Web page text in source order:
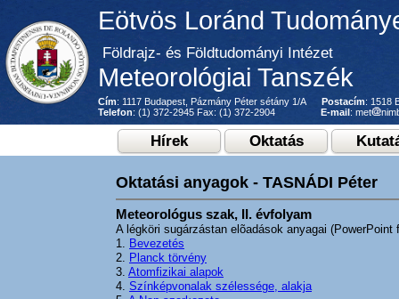
Eötvös Loránd
Földrajz- és Földtudományi Intézet
Meteorológiai Tanszék
Cím: 1117 Budapest, Pázmány Péter sétány 1/A Postacím: 1518
Telefon: (1) 372-2945 Fax: (1) 372-2904 E-mail: met
Hírek Oktatás
Oktatási anyagok - TASNÁDI Péter
Meteorológus szak, II. évfolyam
A légköri sugárzástan elõadások anyagai (PowerPoint
1. Bevezetés
2. Planck törvény
3. Atomfizikai alapok
4. Színképvonalak szélessége, alakja